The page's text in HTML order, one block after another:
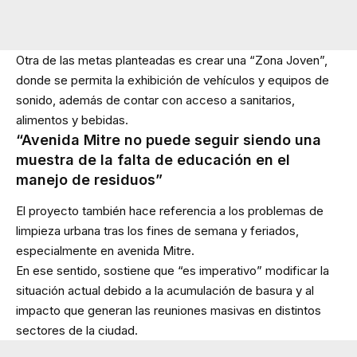
Otra de las metas planteadas es crear una “Zona Joven”,
donde se permita la exhibición de vehículos y equipos de
sonido, además de contar con acceso a sanitarios,
alimentos y bebidas.
“Avenida Mitre no puede seguir siendo una
muestra de la falta de educación en el
manejo de residuos”
El proyecto también hace referencia a los problemas de
limpieza urbana tras los fines de semana y feriados,
especialmente en avenida Mitre.
En ese sentido, sostiene que “es imperativo” modificar la
situación actual debido a la acumulación de basura y al
impacto que generan las reuniones masivas en distintos
sectores de la ciudad.